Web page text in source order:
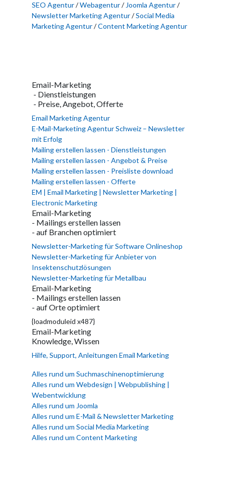
SEO Agentur/Webagentur/Joomla Agentur/
Newsletter Marketing Agentur/Social Media
Marketing Agentur/Content Marketing Agentur
Email-Marketing
- Dienstleistungen
- Preise, Angebot, Offerte
Email Marketing Agentur
E-Mail-Marketing Agentur Schweiz – Newsletter
mit Erfolg
Mailing erstellen lassen - Dienstleistungen
Mailing erstellen lassen - Angebot & Preise
Mailing erstellen lassen - Preisliste download
Mailing erstellen lassen - Offerte
EM | Email Marketing | Newsletter Marketing |
Electronic Marketing
Email-Marketing
- Mailings erstellen lassen
- auf Branchen optimiert
Newsletter-Marketing für Software Onlineshop
Newsletter-Marketing für Anbieter von
Insektenschutzlösungen
Newsletter-Marketing für Metallbau
Email-Marketing
- Mailings erstellen lassen
- auf Orte optimiert
{loadmoduleid x487}
Email-Marketing
Knowledge, Wissen
Hilfe, Support, Anleitungen Email Marketing
Alles rund um Suchmaschinenoptimierung
Alles rund um Webdesign | Webpublishing |
Webentwicklung
Alles rund um Joomla
Alles rund um E-Mail & Newsletter Marketing
Alles rund um Social Media Marketing
Alles rund um Content Marketing